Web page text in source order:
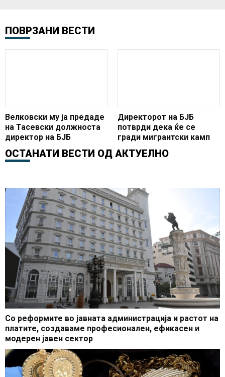
ПОВРЗАНИ ВЕСТИ
Велковски му ја предаде
на Тасевски должноста
директор на БЈБ
Директорот на БЈБ
потврди дека ќе се
гради мигрантски камп
ОСТАНАТИ ВЕСТИ ОД АКТУЕЛНО
Со реформите во јавната администрација и растот на
платите, создаваме професионален, ефикасен и
модерен јавен сектор